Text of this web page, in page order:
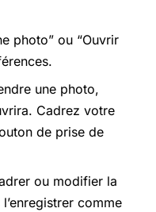
photo” ou “Ouvrir
une photo,
Cadrez votre
de prise de
ou modifier la
comme